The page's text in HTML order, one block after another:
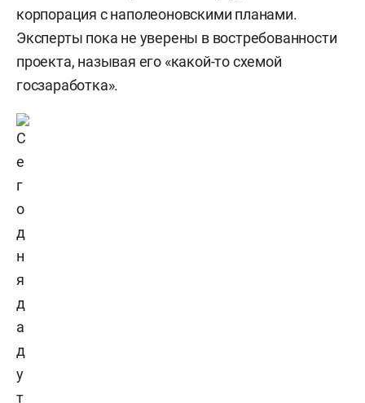
корпорация с наполеоновскими планами.
Эксперты пока не уверены в востребованности
проекта, называя его «какой-то схемой
госзаработка».